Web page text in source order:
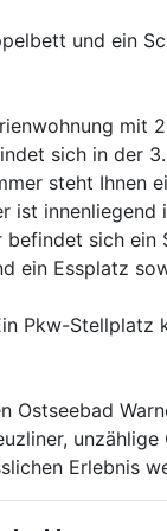
und ein
mit
sich in der
steht Ihnen
ist innenliegend
sich ein
ein Essplatz
Pkw-Stellplatz
Ostseebad
Erlebnis